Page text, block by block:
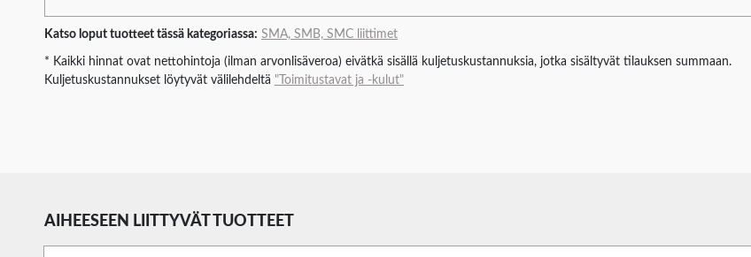
Katso loput tuotteet tässä kategoriassa: SMA, SMB, SMC liittimet
* Kaikki hinnat ovat nettohintoja (ilman arvonlisäveroa) eivätkä sisällä kuljetuskustannuksia, jotka sisältyvät tilauksen summaan.
Kuljetuskustannukset löytyvät välilehdeltä "Toimitustavat ja -kulut"
AIHEESEEN LIITTYVÄT TUOTTEET